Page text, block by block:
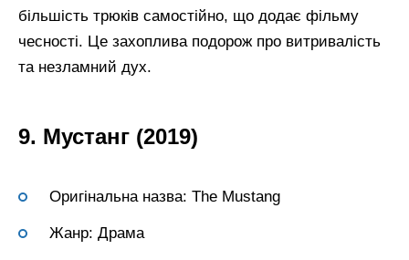
більшість трюків самостійно, що додає фільму
чесності. Це захоплива подорож про витривалість
та незламний дух.
9. Мустанг (2019)
Оригінальна назва: The Mustang
Жанр: Драма